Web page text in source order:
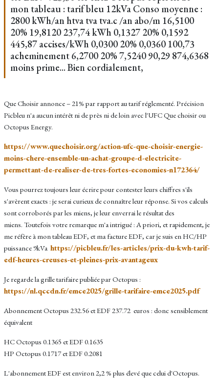
mon tableau : tarif bleu 12kVa Conso moyenne :
2800 kWh/an htva tva tva.c /an abo/m 16,5100
20% 19,8120 237,74 kWh 0,1327 20% 0,1592
445,87 accises/kWh 0,0300 20% 0,0360 100,73
acheminement 6,2700 20% 7,5240 90,29 874,6368
moins prime... Bien cordialement,
Que Choisir annonce – 21% par rapport au tarif réglementé. Précision
Picbleu n'a aucun intérêt ni de près ni de loin avec l'UFC Que choisir ou
Octopus Energy.
https://www.quechoisir.org/action-ufc-que-choisir-energie-
moins-chere-ensemble-un-achat-groupe-d-electricite-
permettant-de-realiser-de-tres-fortes-economies-n172364/
Vous pourrez toujours leur écrire pour contester leurs chiffres s'ils
s'avèrent exacts : je serai curieux de connaître leur réponse. Si vos calculs
sont corroborés par les miens, je leur enverrai le résultat des
miens. Toutefois votre remarque m'a intrigué : A priori, et rapidement, je
me réfère à mon tableau EDF, et ma facture EDF, car je suis en HC/HP
puissance 9kVa https://picbleu.fr/les-articles/prix-du-kwh-tarif-
edf-heures-creuses-et-pleines-prix-avantageux
Je regarde la grille tarifaire publiée par Octopus :
https://nl.qccdn.fr/emce2025/grille-tarifaire-emce2025.pdf
Abonnement Octopus 232.56 et EDF 237.72 euros : donc sensiblement
équivalent
HC Octopus 0.1365 et EDF 0.1635
HP Octopus 0.1717 et EDF 0.2081
L'abonnement EDF est environ 2,2 % plus élevé que celui d'Octopus.